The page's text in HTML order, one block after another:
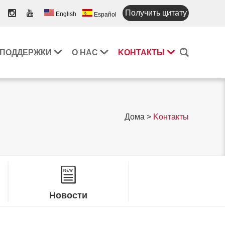
English Español Получить цитату
О НАС KОНТАКТЫ
Дома > Kонтакты
Новости